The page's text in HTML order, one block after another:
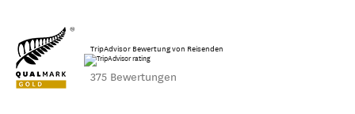
TripAdvisor Bewertung von Reisenden
375 Bewertungen